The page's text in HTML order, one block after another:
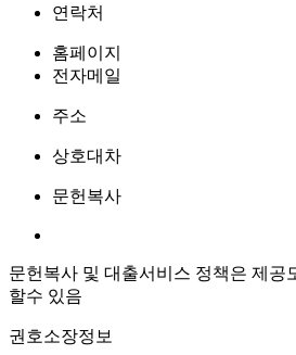
연락처
홈페이지
전자메일
주소
상호대차
문헌복사
문헌복사 및 대출서비스 정책은 제공
할수 있음
권호소장정보